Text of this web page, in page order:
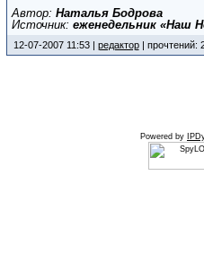
Автор: Наталья Бодрова
Источник: еженедельник «Наш
12-07-2007 11:53 | редактор| прочтений:
Powered by